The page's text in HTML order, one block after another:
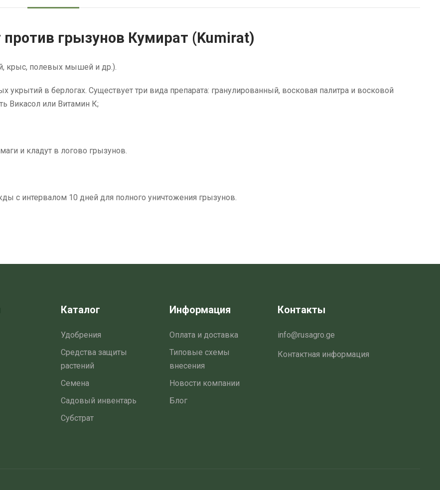
грызунов Кумират (Kumirat)
крыс, полевых мышей и др.).
укрытий в берлогах. Существует три вида препарата: гранулированный, восковая палитра и восковой
Викасол или Витамин К;
и кладут в логово грызунов.
с интервалом 10 дней для полного уничтожения грызунов.
Каталог
Удобрения
Средства защиты
растений
Семена
Садовый инвентарь
Субстрат
Информация
Оплата и доставка
Типовые схемы
внесения
Новости компании
Блог
Контакты
info@rusagro.ge
Контактная информация